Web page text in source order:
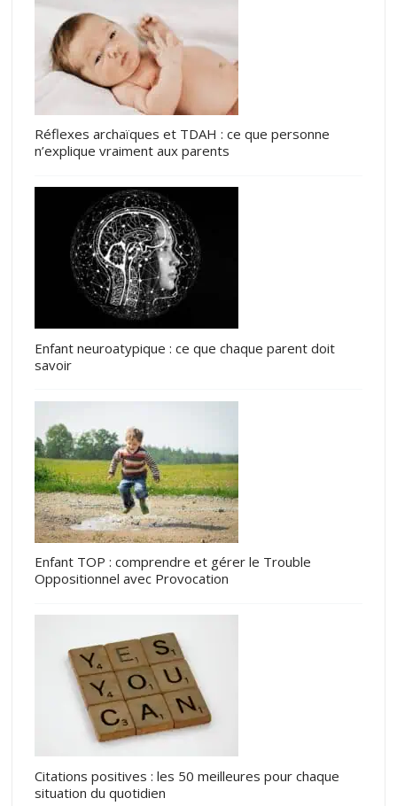
Réflexes archaïques et TDAH : ce que personne
n’explique vraiment aux parents
Enfant neuroatypique : ce que chaque parent doit
savoir
Enfant TOP : comprendre et gérer le Trouble
Oppositionnel avec Provocation
Citations positives : les 50 meilleures pour chaque
situation du quotidien